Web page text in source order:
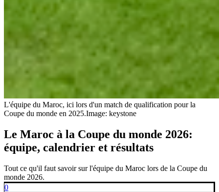
L'équipe du Maroc, ici lors d'un match de qualification pour la
Coupe du monde en 2025.Image: keystone
Le Maroc à la Coupe du monde 2026:
équipe, calendrier et résultats
Tout ce qu'il faut savoir sur l'équipe du Maroc lors de la Coupe du
monde 2026.
0